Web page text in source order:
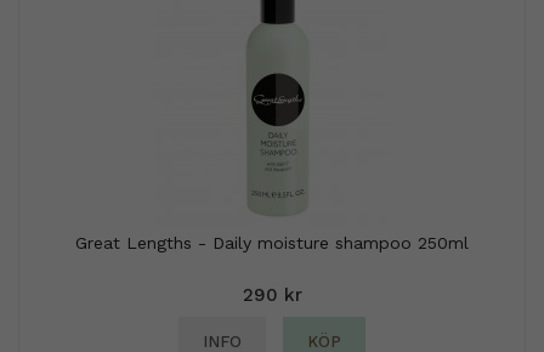
Great Lengths - Daily moisture shampoo 250ml
290 kr
INFO KÖP